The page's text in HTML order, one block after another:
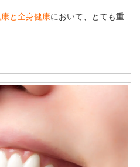
と全身健康において、とても重